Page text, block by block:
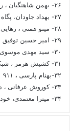
۲۶- بهمن شاهنگیان ، رستاخیز ایرانگرایان
۲۷- بهداد جاودان، پگاه نیک اندیشی
۲۸- مینو همتی ، رهایی زن
۲۹- امیر حسین توفیق سرزمین فرصت ها
۳۰- سید مهدی موسوی بامداد
۳۱- کشیش هرمز ، شبکه ۷
۳۲-بهنام پارسی ، ۹۱۱
۳۳- کوروش عرفانی ، دیدگاه
۳۴- میترا معتمدی، خودمونی